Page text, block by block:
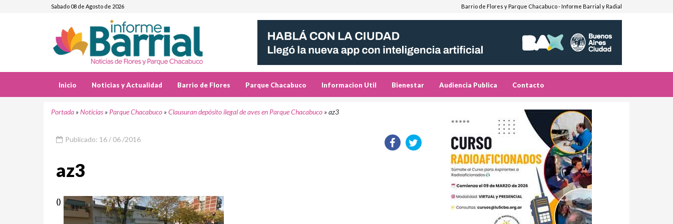
Sabado 08 de Agosto de 2026 Barrio de Flores y Parque Chacabuco - Informe Barrial y Radial
Inicio Noticias y Actualidad Barrio de Flores Parque Chacabuco Informacion Util Bienestar Audiencia Publica Contacto
Portada »Noticias » Parque Chacabuco »Clausuran depósito ilegal de aves en Parque Chacabuco »az3
Publicado: 16 / 06 /2016
az3
()